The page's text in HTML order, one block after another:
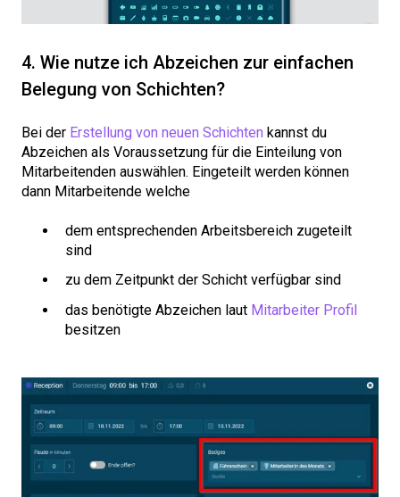
4. Wie nutze ich Abzeichen zur einfachen
Belegung von Schichten?
Bei der Erstellung von neuen Schichten kannst du
Abzeichen als Voraussetzung für die Einteilung von
Mitarbeitenden auswählen. Eingeteilt werden können
dann Mitarbeitende welche
dem entsprechenden Arbeitsbereich zugeteilt
sind
zu dem Zeitpunkt der Schicht verfügbar sind
das benötigte Abzeichen laut Mitarbeiter Profil
besitzen